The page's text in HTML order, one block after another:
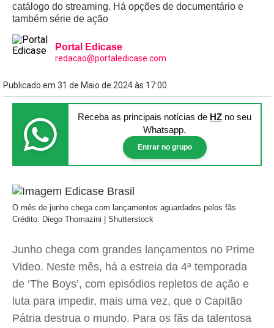
catálogo do streaming. Há opções de documentário e
também série de ação
Portal Edicase
redacao@portaledicase.com
Publicado em 31 de Maio de 2024 às 17:00
Receba as principais notícias de HZ no seu
Whatsapp.
Entrar no grupo
O mês de junho chega com lançamentos aguardados pelos fãs
Crédito: Diego Thomazini | Shutterstock
Junho chega com grandes lançamentos no Prime
Video. Neste mês, há a estreia da 4ª temporada
de ‘The Boys’, com episódios repletos de ação e
luta para impedir, mais uma vez, que o Capitão
Pátria destrua o mundo. Para os fãs da talentosa